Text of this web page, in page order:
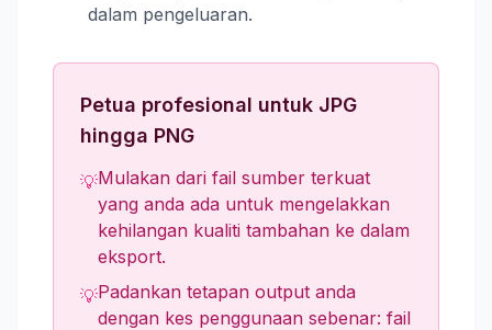
dalam pengeluaran.
Petua profesional untuk JPG
hingga PNG
💡Mulakan dari fail sumber terkuat
yang anda ada untuk mengelakkan
kehilangan kualiti tambahan ke dalam
eksport.
💡Padankan tetapan output anda
dengan kes penggunaan sebenar: fail